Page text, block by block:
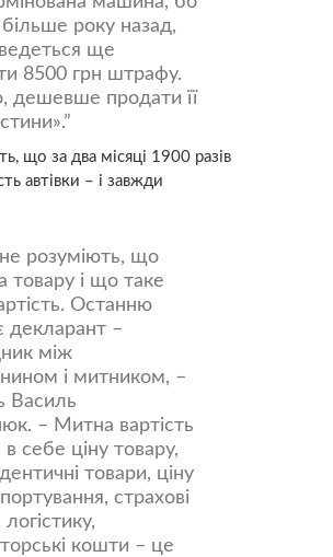
більше року назад,
ще
8500 грн штрафу.
дешевше продати її
що за два місяці 1900 разів
автівки – і завжди
розуміють, що
товару і що таке
Останню
декларант –
між
і митником, –
Василь
– Митна вартість
себе ціну товару,
товари, ціну
страхові
кошти – це